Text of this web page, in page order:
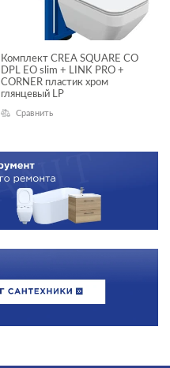
Комплект CREA SQUARE CO
DPL EO slim + LINK PRO +
CORNER пластик хром
глянцевый LP
Сравнить